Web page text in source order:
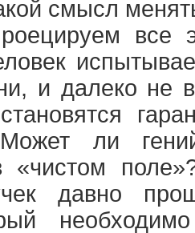
смысл
все
и далеко не
Может ли
«чистом
давно